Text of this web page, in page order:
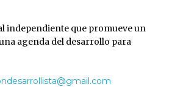
independiente que promueve un
agenda del desarrollo para